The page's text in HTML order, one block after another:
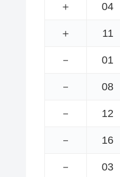
＋ 04
＋ 11
－ 01
－ 08
－ 12
－ 16
－ 03